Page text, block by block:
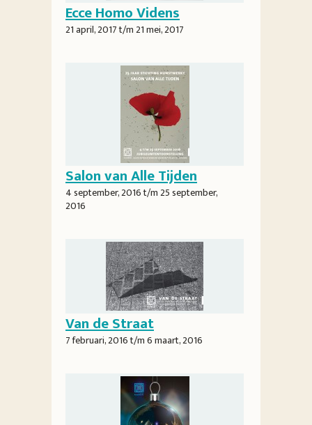
Ecce Homo Videns
21 april, 2017t/m21 mei, 2017
Salon van Alle Tijden
4 september, 2016t/m25 september,
2016
Van de Straat
7 februari, 2016t/m6 maart, 2016